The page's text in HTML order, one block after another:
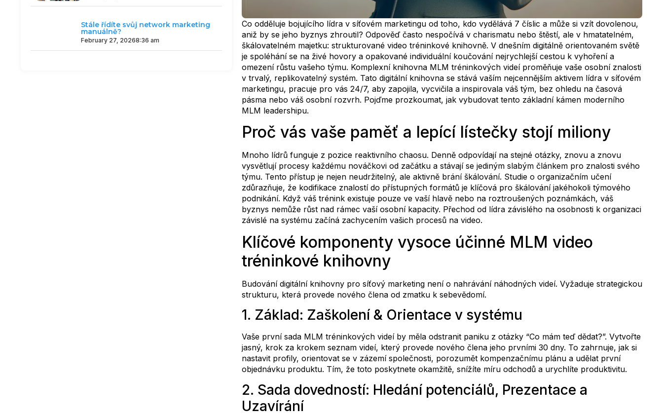
February 27, 20268:36 am
Stále řídíte svůj network marketing
manuálně?
Co odděluje bojujícího lídra v síťovém marketingu od toho, kdo vydělává 7 číslic a může si vzít dovolenou,
aniž by se jeho byznys zhroutil? Odpověď často nespočívá v charismatu nebo štěstí, ale v hmatatelném,
škálovatelném majetku: strukturované video tréninkové knihovně. V dnešním digitálně orientovaném světě
je spoléhání se na živé hovory a opakované individuální koučování nejrychlejší cestou k vyhoření a
omezení růstu vašeho týmu. Komplexní knihovna MLM tréninkových videí proměňuje vaše osobní znalosti
v trvalý, replikovatelný systém. Tato digitální knihovna se stává vaším nejcennějším aktivem lídra v síťovém
marketingu, pracuje pro vás 24/7, aby zapojila, vycvičila a inspirovala váš tým, bez ohledu na časová
pásma nebo váš osobní rozvrh. Pojďme prozkoumat, jak vybudovat tento základní kámen moderního
MLM leadershipu.
Proč vás vaše paměť a lepící lístečky stojí miliony
Mnoho lídrů funguje z pozice reaktivního chaosu. Denně odpovídají na stejné otázky, znovu a znovu
vysvětlují procesy každému nováčkovi od začátku a stávají se jediným slabým článkem pro znalosti svého
týmu. Tento přístup je nejen neudržitelný, ale aktivně brání škálování. Studie o organizačním učení
zdůrazňuje, že kodifikace znalostí do přístupných formátů je klíčová pro škálování jakéhokoli týmového
podnikání. Když váš trénink existuje pouze ve vaší hlavě nebo na roztroušených poznámkách, váš
byznys nemůže růst nad rámec vaší osobní kapacity. Přechod od lídra závislého na osobnosti k organizaci
závislé na systému začíná zachycením vašich procesů na video.
Klíčové komponenty vysoce účinné MLM video
tréninkové knihovny
Budování digitální knihovny pro síťový marketing není o nahrávání náhodných videí. Vyžaduje strategickou
strukturu, která provede nového člena od zmatku k sebevědomí.
1. Základ: Zaškolení & Orientace v systému
Vaše první sada MLM tréninkových videí by měla odstranit paniku z otázky “Co mám teď dědat?”. Vytvořte
jasný, krok za krokem seznam videí, který provede nového člena jeho prvními 30 dny. To zahrnuje, jak si
nastavit profily, orientovat se v zázemí společnosti, porozumět kompenzačnímu plánu a udělat první
objednávku produktu. Tím, že toto poskytnete okamžitě, snížíte míru odchodů a urychlíte produktivitu.
2. Sada dovedností: Hledání potenciálů, Prezentace a
Uzavírání